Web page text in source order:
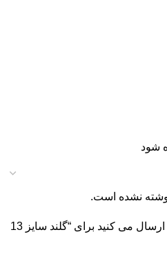
شود
نشده است.
اولین نفری باشید که دیدگاهی را ارسال می کنید برای “گلند سایز 13